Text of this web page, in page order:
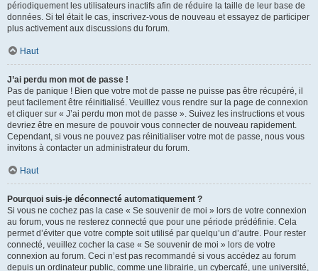
périodiquement les utilisateurs inactifs afin de réduire la taille de leur base de
données. Si tel était le cas, inscrivez-vous de nouveau et essayez de participer
plus activement aux discussions du forum.
Haut
J’ai perdu mon mot de passe !
Pas de panique ! Bien que votre mot de passe ne puisse pas être récupéré, il
peut facilement être réinitialisé. Veuillez vous rendre sur la page de connexion
et cliquer sur « J’ai perdu mon mot de passe ». Suivez les instructions et vous
devriez être en mesure de pouvoir vous connecter de nouveau rapidement.
Cependant, si vous ne pouvez pas réinitialiser votre mot de passe, nous vous
invitons à contacter un administrateur du forum.
Haut
Pourquoi suis-je déconnecté automatiquement ?
Si vous ne cochez pas la case « Se souvenir de moi » lors de votre connexion
au forum, vous ne resterez connecté que pour une période prédéfinie. Cela
permet d’éviter que votre compte soit utilisé par quelqu’un d’autre. Pour rester
connecté, veuillez cocher la case « Se souvenir de moi » lors de votre
connexion au forum. Ceci n’est pas recommandé si vous accédez au forum
depuis un ordinateur public, comme une librairie, un cybercafé, une université,